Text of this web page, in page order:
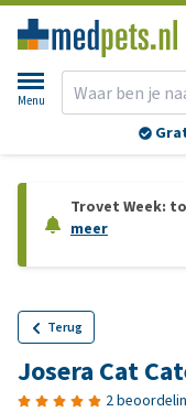
Menu
Trovet Week:
meer
Terug
Josera Cat
2